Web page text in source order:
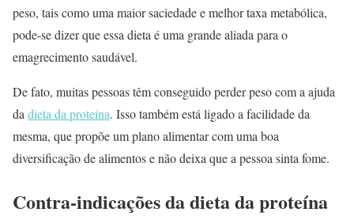
peso, tais como uma maior saciedade e melhor taxa metabólica,
pode-se dizer que essa dieta é uma grande aliada para o
emagrecimento saudável.
De fato, muitas pessoas têm conseguido perder peso com a ajuda
da dieta da proteína. Isso também está ligado a facilidade da
mesma, que propõe um plano alimentar com uma boa
diversificação de alimentos e não deixa que a pessoa sinta fome.
Contra-indicações da dieta da proteína